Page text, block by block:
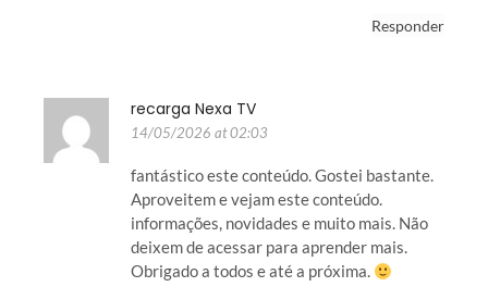
Responder
recarga Nexa TV
14/05/2026 at 02:03
fantástico este conteúdo. Gostei bastante.
Aproveitem e vejam este conteúdo.
informações, novidades e muito mais. Não
deixem de acessar para aprender mais.
Obrigado a todos e até a próxima.